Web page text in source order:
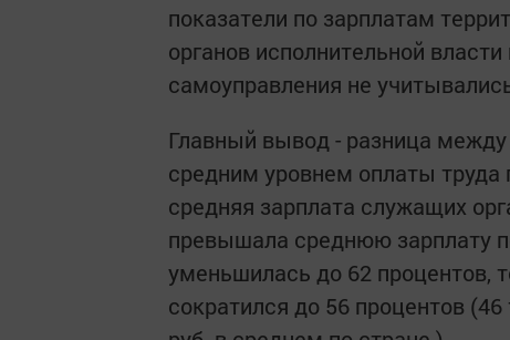
показатели по зарплатам
органов исполнительной
самоуправления не
Главный вывод - разница
средним уровнем оплаты труда
средняя зарплата служащих
превышала среднюю зарплату
уменьшилась до 62 процентов,
сократился до 56 процентов